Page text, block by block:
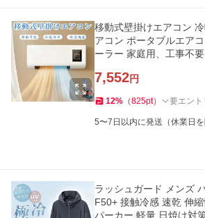
移動式壁掛けエアコン
アコン ポータブルエア
ーラー 家庭用、工事不
7,552円
12% （825pt） 要エント
5〜7日以内に発送（休業日を
ラッシュガード メンズ
F50+ 接触冷感 速乾 伸
パーカー 軽量 日焼け対